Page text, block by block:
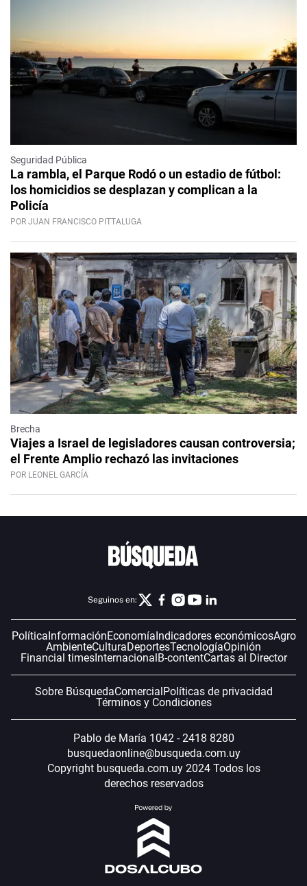
Seguridad Pública
La rambla, el Parque Rodó o un estadio de fútbol:
los homicidios se desplazan y complican a la
Policía
POR JUAN FRANCISCO PITTALUGA
Brecha
Viajes a Israel de legisladores causan controversia;
el Frente Amplio rechazó las invitaciones
POR LEONEL GARCÍA
Seguinos en:
PolíticaInformaciónEconomíaIndicadores económicosAgro
AmbienteCulturaDeportesTecnologíaOpinión
Financial timesInternacionalB-contentCartas al Director
Sobre BúsquedaComercialPolíticas de privacidad
Términos y Condiciones
Pablo de María 1042 - 2418 8280
busquedaonline@busqueda.com.uy
Copyright busqueda.com.uy 2024 Todos los
derechos reservados